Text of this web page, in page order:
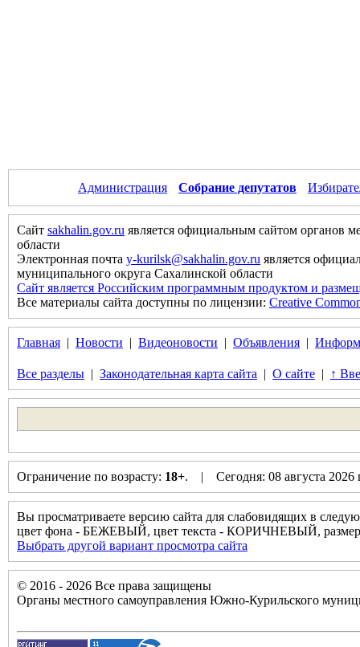
Администрация Собрание депутатов
Сайт sakhalin.gov.ru является официальным сайтом органов
области
Электронная почта y-kurilsk@sakhalin.gov.ru является
муниципального округа Сахалинской области
Сайт является Российским программным продуктом и
Все материалы сайта доступны по лицензии: Creative
Главная | Новости | Видеоновости | Объявления |
Все разделы | Законодательная карта сайта | О сайте | ↑
Ограничение по возрасту: 18+. | Сегодня: 08 августа
Вы просматриваете версию сайта для слабовидящих в
цвет фона - БЕЖЕВЫЙ, цвет текста - КОРИЧНЕВЫЙ,
Выбрать другой вариант просмотра сайта
© 2016 - 2026 Все права защищены
Органы местного самоуправления Южно-Курильского